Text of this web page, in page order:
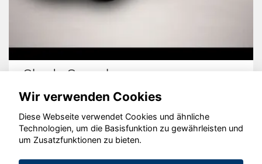
Skoda Superb
© konjunkturmotor.de GmbH 2020 - 2026
Wir verwenden Cookies
Diese Webseite verwendet Cookies und ähnliche
Technologien, um die Basisfunktion zu gewährleisten und
um Zusatzfunktionen zu bieten.